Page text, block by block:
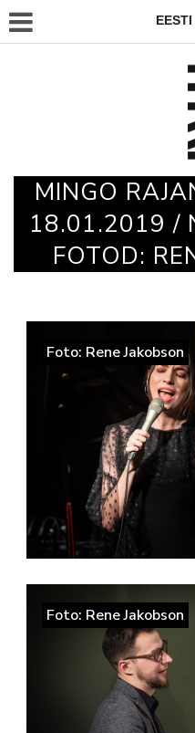
MINGO
18.01.2019 /
FOTOD:
Foto: Rene Jakobson
Foto: Rene Jakobson